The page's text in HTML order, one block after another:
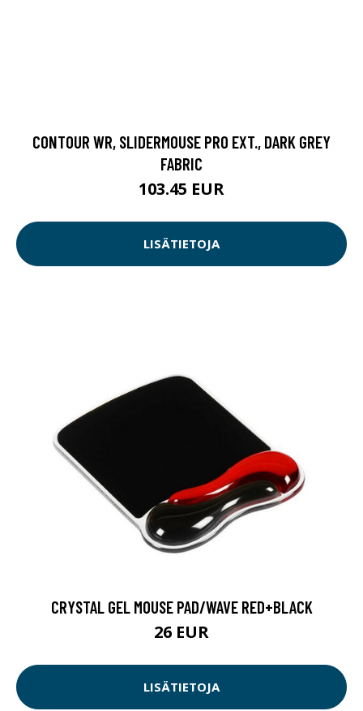
CONTOUR WR, SLIDERMOUSE PRO EXT., DARK GREY
FABRIC
103.45 EUR
LISÄTIETOJA
CRYSTAL GEL MOUSE PAD/WAVE RED+BLACK
26 EUR
LISÄTIETOJA